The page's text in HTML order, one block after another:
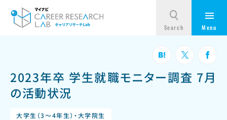
2023年卒 学生就職モニター調査 7月
の活動状況
大学生（3～4年生）・大学院生